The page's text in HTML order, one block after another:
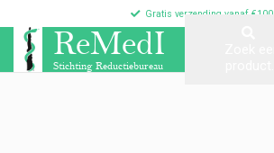
Gratis verzending vanaf €100
ReMedI
Stichting Reductiebureau